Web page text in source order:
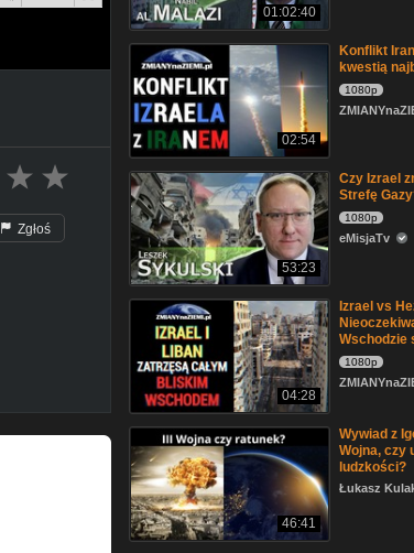
Zgłoś
01:02:40
02:54
Konflikt
kwestią
1080p
53:23
Czy Izrael
Strefę
1080p
eMisjaTv
04:28
Izrael vs
Wschodzie
1080p
46:41
Wywiad z
Wojna, czy
ludzkości?
Łukasz